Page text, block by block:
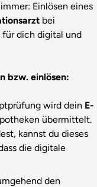
Einlösen eines
bei
dich digital und
bzw. einlösen:
wird dein E-
übermittelt.
kannst du dieses
die digitale
den